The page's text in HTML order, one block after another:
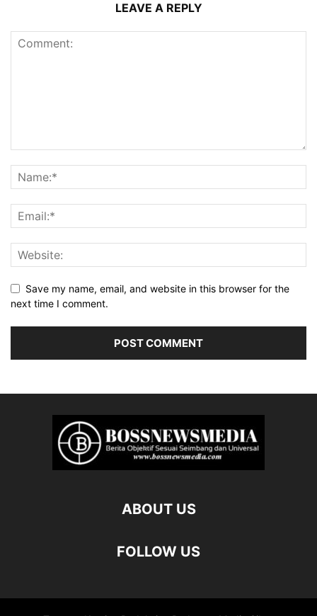
LEAVE A REPLY
Save my name, email, and website in this browser for the
next time I comment.
ABOUT US
FOLLOW US